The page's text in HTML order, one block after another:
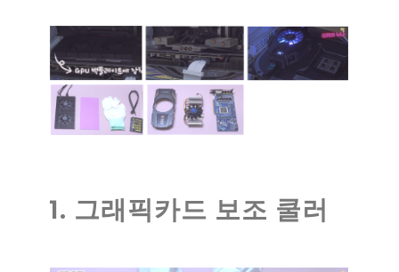
1. 그래픽카드 보조 쿨러